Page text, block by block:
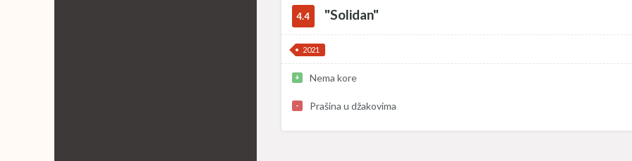
4.4 "Solidan"
2021
+ Nema kore
- Prašina u džakovima